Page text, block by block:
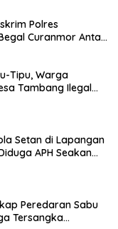
Polres
Curanmor Antar
Tipu, Warga
Tambang Ilegal
Setan di Lapangan
APH Seakan
Peredaran Sabu
Tersangka